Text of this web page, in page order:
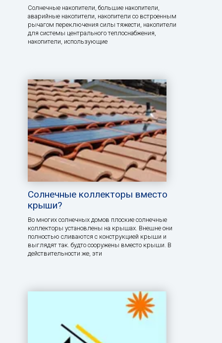
Солнечные накопители, большие накопители,
аварийные накопители, накопители со встроенным
рычагом переключения силы тяжести, накопители
для системы центрального теплоснабжения,
накопители, использующие
Солнечные коллекторы вместо
крыши?
Во многих солнечных домов плоские солнечные
коллекторы установлены на крышах. Внешне они
полностью сливаются с конструкцией крыши и
выглядят так. будто сооружены вместо крыши. В
действительности же, эти